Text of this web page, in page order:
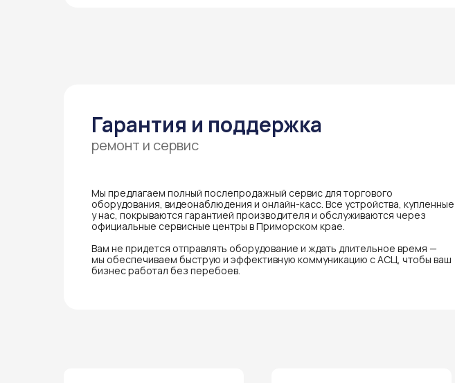
Гарантия и поддержка
Мы предлагаем полный послепродажный сервис для торгового
оборудования, видеонаблюдения и онлайн-касс. Все устройства, купленные
у нас, покрываются гарантией производителя и обслуживаются через
официальные сервисные центры в Приморском крае.
Вам не придется отправлять оборудование и ждать длительное время —
мы обеспечиваем быструю и эффективную коммуникацию с АСЦ, чтобы ваш
бизнес работал без перебоев.
ремонт и сервис